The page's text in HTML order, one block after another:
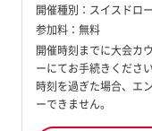
開催種別： スイスドロー
参加料： 無料
開催時刻までに大会カ
ーにてお手続きくださ
時刻を過ぎた場合、エ
ーできません。